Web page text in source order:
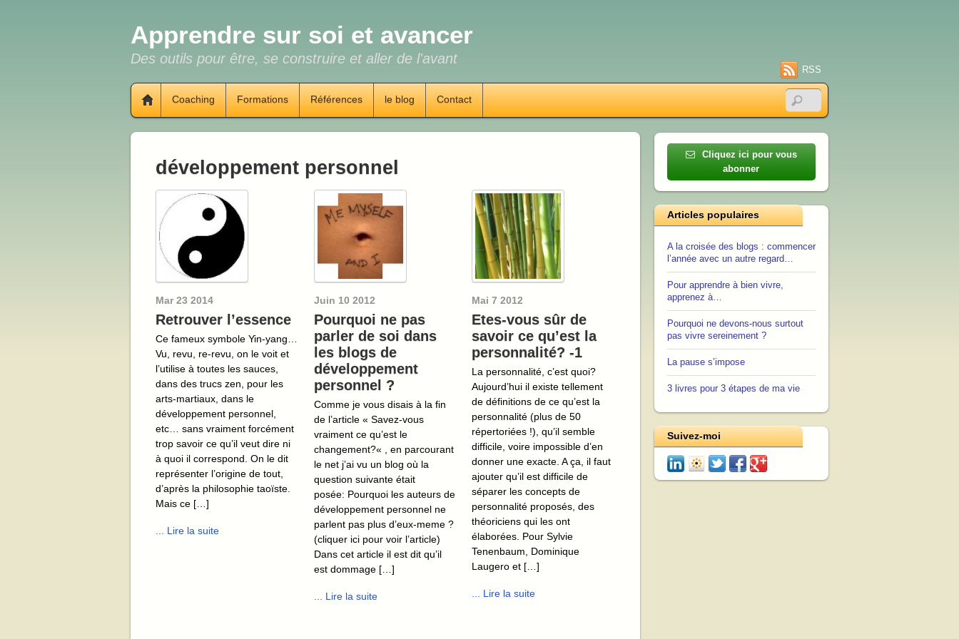
Apprendre sur soi et avancer
Des outils pour être, se construire et aller de l'avant
RSS
Coaching Formations Références le blog Contact
développement personnel
Mar 23 2014
Retrouver l’essence
Ce fameux symbole Yin-yang…
Vu, revu, re-revu, on le voit et
l’utilise à toutes les sauces,
dans des trucs zen, pour les
arts-martiaux, dans le
développement personnel,
etc… sans vraiment forcément
trop savoir ce qu’il veut dire ni
à quoi il correspond. On le dit
représenter l’origine de tout,
d’après la philosophie taoïste.
Mais ce […]
... Lire la suite
Juin 10 2012
Pourquoi ne pas
parler de soi dans
les blogs de
développement
personnel ?
Comme je vous disais à la fin
de l’article « Savez-vous
vraiment ce qu’est le
changement?« , en parcourant
le net j’ai vu un blog où la
question suivante était
posée: Pourquoi les auteurs de
développement personnel ne
parlent pas plus d’eux-meme ?
(cliquer ici pour voir l’article)
Dans cet article il est dit qu’il
est dommage […]
... Lire la suite
Mai 7 2012
Etes-vous sûr de
savoir ce qu’est la
personnalité? -1
La personnalité, c’est quoi?
Aujourd’hui il existe tellement
de définitions de ce qu’est la
personnalité (plus de 50
répertoriées !), qu’il semble
difficile, voire impossible d’en
donner une exacte. A ça, il faut
ajouter qu’il est difficile de
séparer les concepts de
personnalité proposés, des
théoriciens qui les ont
élaborées. Pour Sylvie
Tenenbaum, Dominique
Laugero et […]
... Lire la suite
Cliquez ici pour vous
abonner
Articles populaires
A la croisée des blogs : commencer
l’année avec un autre regard…
Pour apprendre à bien vivre,
apprenez à…
Pourquoi ne devons-nous surtout
pas vivre sereinement ?
La pause s’impose
3 livres pour 3 étapes de ma vie
Suivez-moi